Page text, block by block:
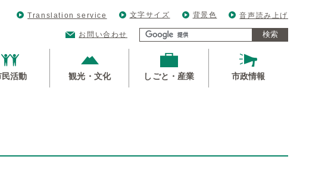
Translation service 文字サイズ 背景色 音声読み上げ
お問い合わせ 検索
民活動 観光・文化 しごと・産業 市政情報